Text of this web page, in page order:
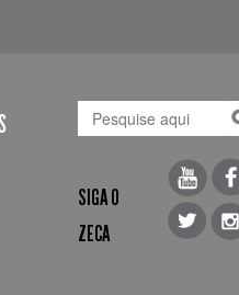
SIGA O
ZECA